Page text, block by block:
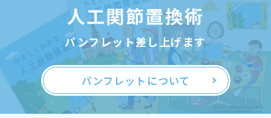
人工関節置換術
パンフレット差し上げます
パンフレットについて